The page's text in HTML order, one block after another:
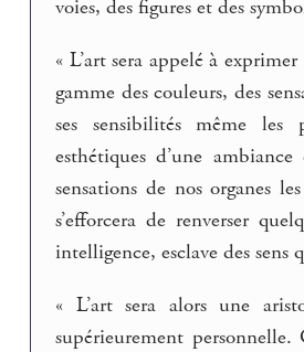
voies, des figures et des
« L’art sera appelé à
gamme des couleurs, des
ses sensibilités même les
esthétiques d’une
sensations de nos organes
s’efforcera de renverser
intelligence, esclave des
« L’art sera alors une
supérieurement